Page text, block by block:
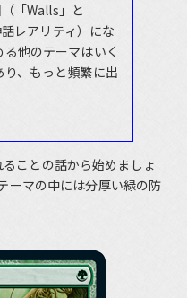
「Walls」と
レアリティ）にな
他のテーマはいく
、もっと頻繁に出
ことの話から始めましょ
ーマの中には分厚い緑の防